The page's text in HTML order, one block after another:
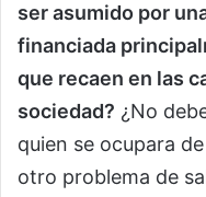
ser asumido por
financiada
que recaen en las
sociedad? ¿No
quien se ocupara
otro problema de